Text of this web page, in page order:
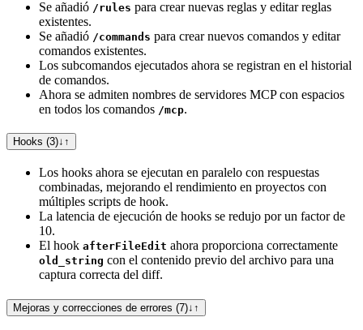
Se añadió /rules para crear nuevas reglas y editar reglas
existentes.
Se añadió /commands para crear nuevos comandos y editar
comandos existentes.
Los subcomandos ejecutados ahora se registran en el historial
de comandos.
Ahora se admiten nombres de servidores MCP con espacios
en todos los comandos /mcp.
Hooks (3)↓ ↑
Los hooks ahora se ejecutan en paralelo con respuestas
combinadas, mejorando el rendimiento en proyectos con
múltiples scripts de hook.
La latencia de ejecución de hooks se redujo por un factor de
10.
El hook afterFileEdit ahora proporciona correctamente
old_string con el contenido previo del archivo para una
captura correcta del diff.
Mejoras y correcciones de errores (7)↓ ↑